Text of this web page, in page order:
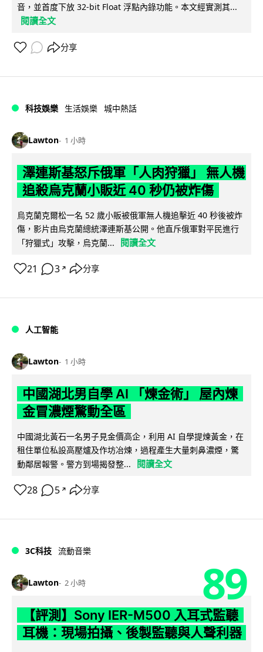
音，並首度下放 32-bit Float 浮點內錄功能。本文經實測其...
閱讀全文
分享
科技娛樂 生活娛樂 城中熱話
Lawton 1 小時
澤連斯基怒斥俄軍「人肉狩獵」 無人機
追殺烏克蘭小販近 40 秒仍被炸傷
烏克蘭克爾松一名 52 歲小販被俄軍無人機追擊近 40 秒後被炸
傷，影片由烏克蘭總統澤連斯基公開。他直斥俄軍對平民進行
「狩獵式」攻擊，烏克蘭...
閱讀全文
21 3 ↗ 分享
人工智能
Lawton 1 小時
中國湖北男自學 AI 「煉金術」 屋內煉
金冒濃煙驚動全區
中國湖北黃石一名男子見金價高企，利用 AI 自學提煉黃金，在
租住單位私設高壓爐及作坊冶煉，過程產生大量刺鼻濃煙，驚
動鄰居報警。警方到場揭發整...
閱讀全文
28 5 ↗ 分享
3C科技 流動音樂
Lawton 2 小時 89
【評測】Sony IER-M500 入耳式監聽
耳機：現場拍攝、後製監聽與人聲利器